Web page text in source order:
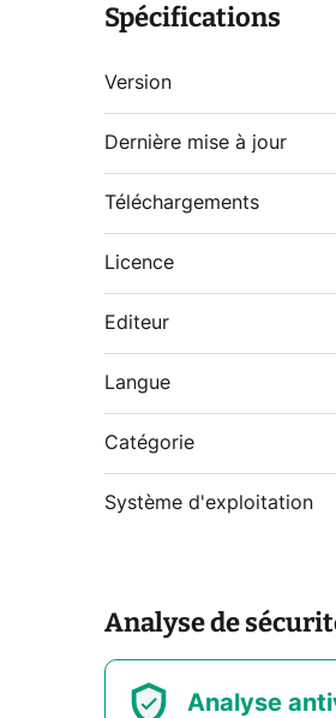
Spécifications
Version
Dernière mise à jour
Téléchargements
Licence
Editeur
Langue
Catégorie
Système d'exploitation
Analyse de
Analyse